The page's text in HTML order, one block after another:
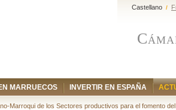
Castellano /
MARRUECOS INVERTIR EN ESPAÑA
Marroqui de los Sectores productivos para el fomento